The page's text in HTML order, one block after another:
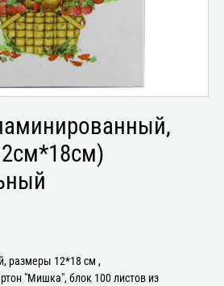
размеры 12*18 см ,
"Мишка", блок 100 листов из